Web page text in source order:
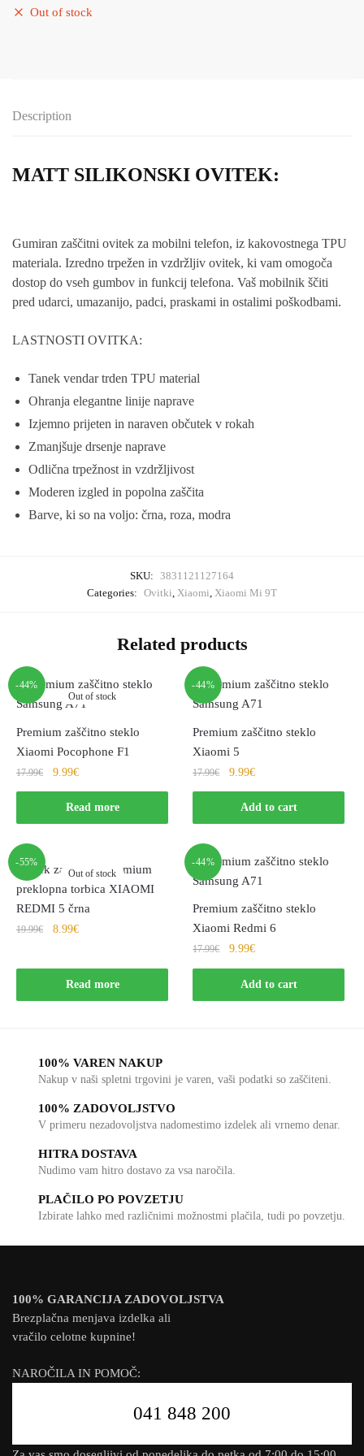
Out of stock
Description
MATT SILIKONSKI OVITEK:
Gumiran zaščitni ovitek za mobilni telefon, iz kakovostnega TPU
materiala. Izredno trpežen in vzdržljiv ovitek, ki vam omogoča
dostop do vseh gumbov in funkcij telefona. Vaš mobilnik ščiti
pred udarci, umazanijo, padci, praskami in ostalimi poškodbami.
LASTNOSTI OVITKA:
Tanek vendar trden TPU material
Ohranja elegantne linije naprave
Izjemno prijeten in naraven občutek v rokah
Zmanjšuje drsenje naprave
Odlična trpežnost in vzdržljivost
Moderen izgled in popolna zaščita
Barve, ki so na voljo: črna, roza, modra
SKU: 3831121127164
Categories: Ovitki Xiaomi Xiaomi Mi 9T
Related products
-44%
Out of stock
Premium zaščitno steklo
Xiaomi Pocophone F1
17.99€ 9.99€
Read more
-44%
Premium zaščitno steklo
Xiaomi 5
17.99€ 9.99€
Add to cart
-55%
Out of stock
Ovitek za telefon Premium
preklopna torbica XIAOMI
REDMI 5 črna
19.99€ 8.99€
Read more
-44%
Premium zaščitno steklo
Xiaomi Redmi 6
17.99€ 9.99€
Add to cart
100% VAREN NAKUP
Nakup v naši spletni trgovini je varen, vaši podatki so zaščiteni.
100% ZADOVOLJSTVO
V primeru nezadovoljstva nadomestimo izdelek ali vrnemo denar.
HITRA DOSTAVA
Nudimo vam hitro dostavo za vsa naročila.
PLAČILO PO POVZETJU
Izbirate lahko med različnimi možnostmi plačila, tudi po povzetju.
100% GARANCIJA ZADOVOLJSTVA
Brezplačna menjava izdelka ali
vračilo celotne kupnine!
NAROČILA IN POMOČ:
041 848 200